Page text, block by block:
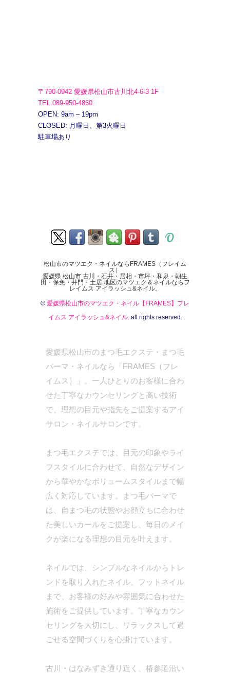
〒790-0942 愛媛県松山市古川北4-6-3 1F
TEL.089-950-4860
OPEN: 9am – 19pm
CLOSED: 月曜日、第3火曜日
駐車場あり
松山市のマツエク・ネイルならFRAMES（フレイム
ス）
愛媛県 松山市 古川・石井・居相・市坪・和泉・朝生
田・保免・井門・土居 地区のマツエク＆ネイルならフ
レイムス アイラッシュ&ネイル。
© 愛媛県松山市のマツエク・ネイル【FRAMES】フレ
イムス アイラッシュ&ネイル. all rights reserved.
愛媛県松山市のまつ毛エクステ・まつ毛
パーマ・ネイルなら「FRAMES（フレ
イムス）」。一人ひとりのお客様に合わ
せた丁寧なカウンセリングと高い技術
で、理想の目元や指先をご提案するアイ
サロン・ネイルサロンです。
まつ毛エクステでは、目元の印象やライ
フスタイルに合わせて、自然なデザイン
から華やかなボリュームスタイルまで幅
広く対応しています。まつ毛パーマで
は、自まつ毛の状態やお顔立ちに合わせ
た美しいカールをご提案し、毎日のメイ
クが楽になる理想の目元を叶えます。
ネイルでは、シンプルなネイルからトレ
ンドを取り入れたネイル、フットネイル
まで、お客様の好みや雰囲気に合わせた
施術をご提供しています。丁寧なカウン
セリングを大切にし、リラックスして過
ごせる空間づくりを心掛けています。
古川・はなみずき通り近く、椿参道沿い